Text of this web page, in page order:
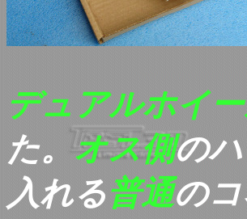
デュアルホイ
た。 オス側の
入れる普通の